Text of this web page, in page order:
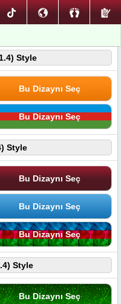
Style
Bu Dizaynı Seç
Bu Dizaynı Seç
Style
Bu Dizaynı Seç
Bu Dizaynı Seç
Bu Dizaynı Seç
Style
Bu Dizaynı Seç